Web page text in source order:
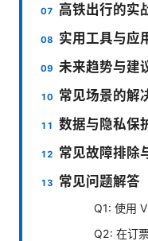
高铁出行的实
实用工具与应
未来趋势与建
常见场景的解
数据与隐私保
常见故障排除
常见问题解答
Q1: 使用
Q2: 在订